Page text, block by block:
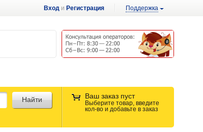
Вход и Регистрация Поддержка
Ваш заказ пуст
Выберите товар, введите
кол-во и добавьте в заказ
Найти